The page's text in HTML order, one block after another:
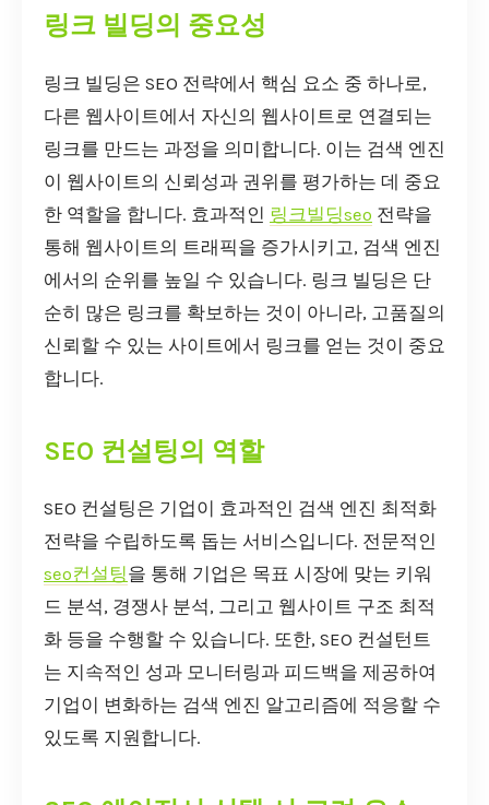
링크 빌딩의 중요성
링크 빌딩은 SEO 전략에서 핵심 요소 중 하나로,
다른 웹사이트에서 자신의 웹사이트로 연결되는
링크를 만드는 과정을 의미합니다. 이는 검색 엔진
이 웹사이트의 신뢰성과 권위를 평가하는 데 중요
한 역할을 합니다. 효과적인 링크빌딩seo 전략을
통해 웹사이트의 트래픽을 증가시키고, 검색 엔진
에서의 순위를 높일 수 있습니다. 링크 빌딩은 단
순히 많은 링크를 확보하는 것이 아니라, 고품질의
신뢰할 수 있는 사이트에서 링크를 얻는 것이 중요
합니다.
SEO 컨설팅의 역할
SEO 컨설팅은 기업이 효과적인 검색 엔진 최적화
전략을 수립하도록 돕는 서비스입니다. 전문적인
seo컨설팅을 통해 기업은 목표 시장에 맞는 키워
드 분석, 경쟁사 분석, 그리고 웹사이트 구조 최적
화 등을 수행할 수 있습니다. 또한, SEO 컨설턴트
는 지속적인 성과 모니터링과 피드백을 제공하여
기업이 변화하는 검색 엔진 알고리즘에 적응할 수
있도록 지원합니다.